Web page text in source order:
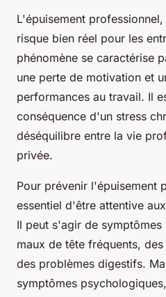
L'épuisement
risque bien réel pour les
phénomène se caractérise
une perte de motivation et
performances au travail. Il
conséquence d'un stress
déséquilibre entre la vie
privée.
Pour prévenir l'épuisement
essentiel d'être attentive
Il peut s'agir de
maux de tête fréquents,
des problèmes digestifs.
symptômes